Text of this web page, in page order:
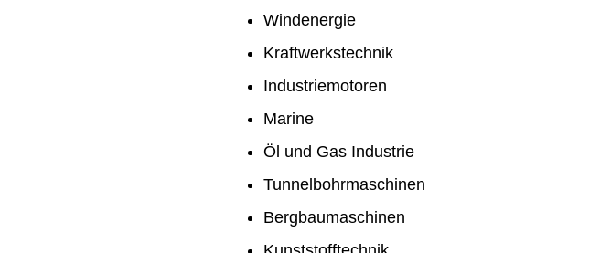
Windenergie
Kraftwerkstechnik
Industriemotoren
Marine
Öl und Gas Industrie
Tunnelbohrmaschinen
Bergbaumaschinen